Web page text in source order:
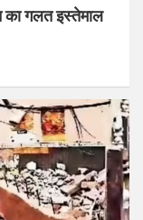
का गलत इस्तेमाल